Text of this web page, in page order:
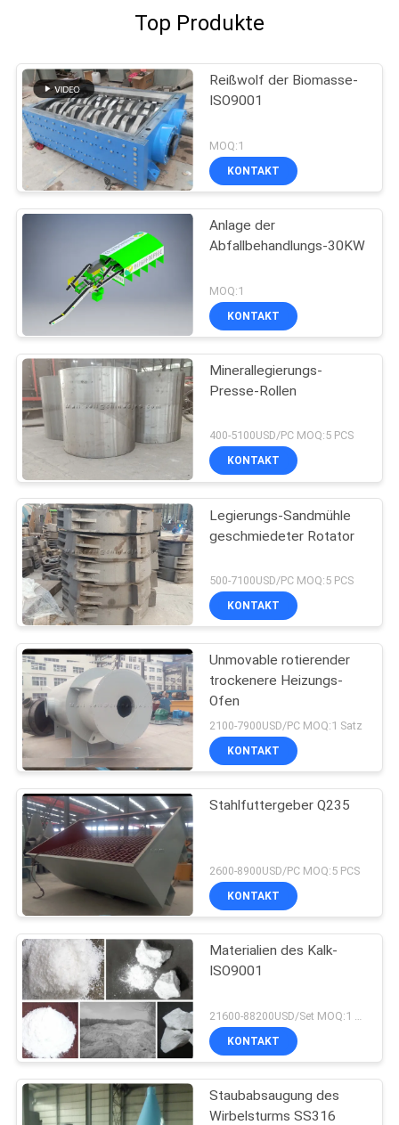
Top Produkte
Reißwolf der Biomasse-
ISO9001
MOQ:1
KONTAKT
Anlage der
Abfallbehandlungs-30KW
MOQ:1
KONTAKT
Minerallegierungs-
Presse-Rollen
400-5100USD/PC MOQ:5 PCS
KONTAKT
Legierungs-Sandmühle
geschmiedeter Rotator
500-7100USD/PC MOQ:5 PCS
KONTAKT
Unmovable rotierender
trockenere Heizungs-
Ofen
2100-7900USD/PC MOQ:1 Satz
KONTAKT
Stahlfuttergeber Q235
2600-8900USD/PC MOQ:5 PCS
KONTAKT
Materialien des Kalk-
ISO9001
KONTAKT
Staubabsaugung des
Wirbelsturms SS316